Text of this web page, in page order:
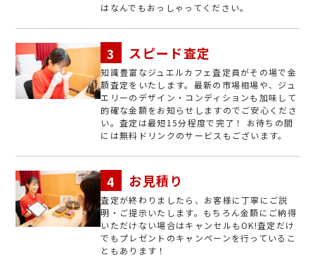
はなんでもおっしゃってください。
スピード査定
知識豊富なジュエルカフェ査定員がその場で金
額査定をいたします。最新の市場相場や、ジュ
エリーのデザイン・コンディションも加味して
的確な金額をお知らせしますのでご安心くださ
い。査定は最短15分程度で完了！ お待ちの間
には無料ドリンクのサービスもございます。
お見積り
査定が終わりましたら、お客様に丁寧にご説
明・ご提示いたします。もちろん金額にご納得
いただけない場合はキャンセルもOK!査定だけ
でもプレゼントのキャンペーンを行っているこ
ともあります！